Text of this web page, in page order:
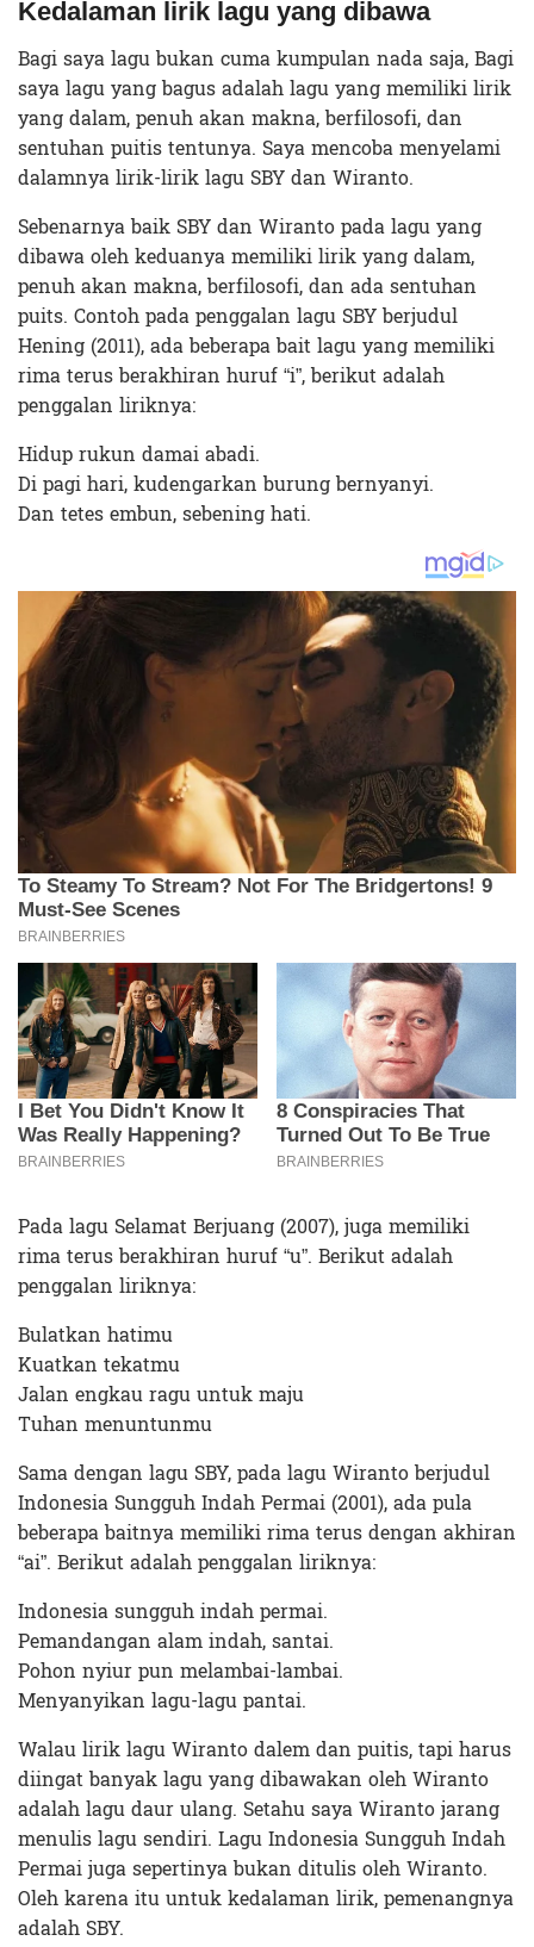
Kedalaman lirik lagu yang dibawa
Bagi saya lagu bukan cuma kumpulan nada saja, Bagi
saya lagu yang bagus adalah lagu yang memiliki lirik
yang dalam, penuh akan makna, berfilosofi, dan
sentuhan puitis tentunya. Saya mencoba menyelami
dalamnya lirik-lirik lagu SBY dan Wiranto.
Sebenarnya baik SBY dan Wiranto pada lagu yang
dibawa oleh keduanya memiliki lirik yang dalam,
penuh akan makna, berfilosofi, dan ada sentuhan
puits. Contoh pada penggalan lagu SBY berjudul
Hening (2011), ada beberapa bait lagu yang memiliki
rima terus berakhiran huruf “i”, berikut adalah
penggalan liriknya:
Hidup rukun damai abadi.
Di pagi hari, kudengarkan burung bernyanyi.
Dan tetes embun, sebening hati.
Pada lagu Selamat Berjuang (2007), juga memiliki
rima terus berakhiran huruf “u”. Berikut adalah
penggalan liriknya:
Bulatkan hatimu
Kuatkan tekatmu
Jalan engkau ragu untuk maju
Tuhan menuntunmu
Sama dengan lagu SBY, pada lagu Wiranto berjudul
Indonesia Sungguh Indah Permai (2001), ada pula
beberapa baitnya memiliki rima terus dengan akhiran
“ai”. Berikut adalah penggalan liriknya:
Indonesia sungguh indah permai.
Pemandangan alam indah, santai.
Pohon nyiur pun melambai-lambai.
Menyanyikan lagu-lagu pantai.
Walau lirik lagu Wiranto dalem dan puitis, tapi harus
diingat banyak lagu yang dibawakan oleh Wiranto
adalah lagu daur ulang. Setahu saya Wiranto jarang
menulis lagu sendiri. Lagu Indonesia Sungguh Indah
Permai juga sepertinya bukan ditulis oleh Wiranto.
Oleh karena itu untuk kedalaman lirik, pemenangnya
adalah SBY.